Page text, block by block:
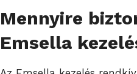
Mennyire
Emsella